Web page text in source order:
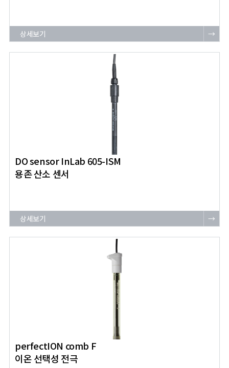
상세보기 →
DO sensor InLab 605-ISM
용존 산소 센서
상세보기 →
perfectION comb F
이온 선택성 전극